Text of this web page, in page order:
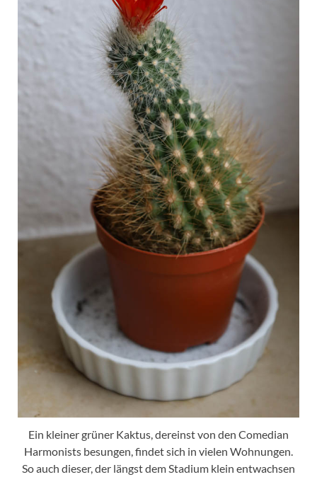
Ein kleiner grüner Kaktus, dereinst von den Comedian
Harmonists besungen, findet sich in vielen Wohnungen.
So auch dieser, der längst dem Stadium klein entwachsen